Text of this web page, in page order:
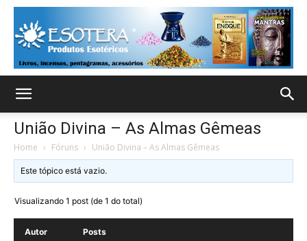
União Divina – As Almas Gêmeas
Home › Fóruns › União Divina – As Almas Gêmeas
Este tópico está vazio.
Visualizando 1 post (de 1 do total)
Autor Posts